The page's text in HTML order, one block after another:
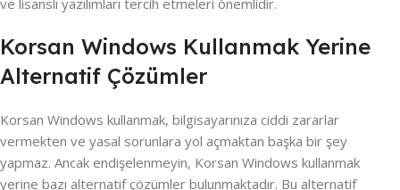
ve lisanslı yazılımları tercih etmeleri önemlidir.
Korsan Windows Kullanmak Yerine
Alternatif Çözümler
Korsan Windows kullanmak, bilgisayarınıza ciddi zararlar
vermekten ve yasal sorunlara yol açmaktan başka bir şey
yapmaz. Ancak endişelenmeyin, Korsan Windows kullanmak
yerine bazı alternatif çözümler bulunmaktadır. Bu alternatif